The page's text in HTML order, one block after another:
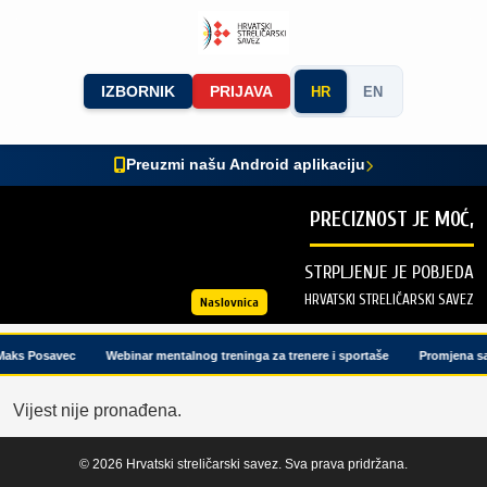
IZBORNIK PRIJAVA HR EN
Preuzmi našu Android aplikaciju
PRECIZNOST JE MOĆ,
STRPLJENJE JE POBJEDA
HRVATSKI STRELIČARSKI SAVEZ
Naslovnica
Posavec Webinar mentalnog treninga za trenere i sportaše Promjena
Vijest nije pronađena.
© 2026 Hrvatski streličarski savez. Sva prava pridržana.